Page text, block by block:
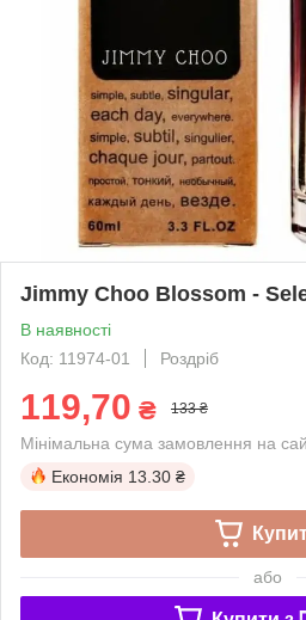
Jimmy Choo Blossom -
В наявності
Код: 11974-01
Роздріб
119,70 ₴ 133 ₴
Мінімальна сума замовлення на
Економія 13.30 ₴
або